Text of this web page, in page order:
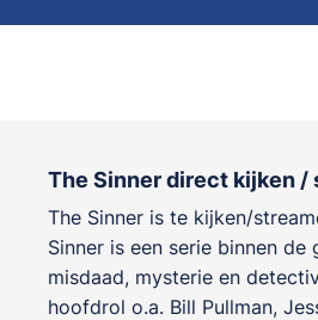
The Sinner direct kijken /
The Sinner is te kijken/
Sinner is een serie binnen de
misdaad, mysterie en
hoofdrol o.a. Bill Pullman,